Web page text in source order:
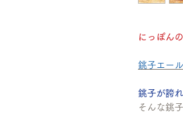
にっぽん
銚子エー
銚子が誇
そんな銚